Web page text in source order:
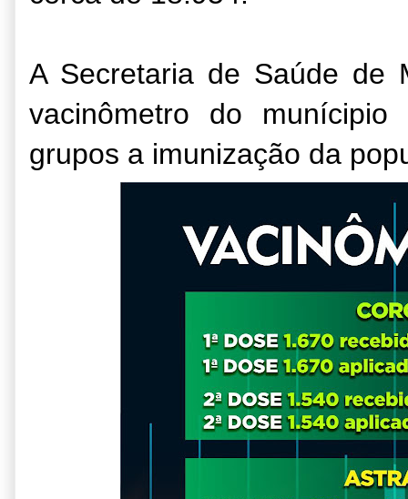
A Secretaria de Saúde de
vacinômetro do
grupos a imunização da